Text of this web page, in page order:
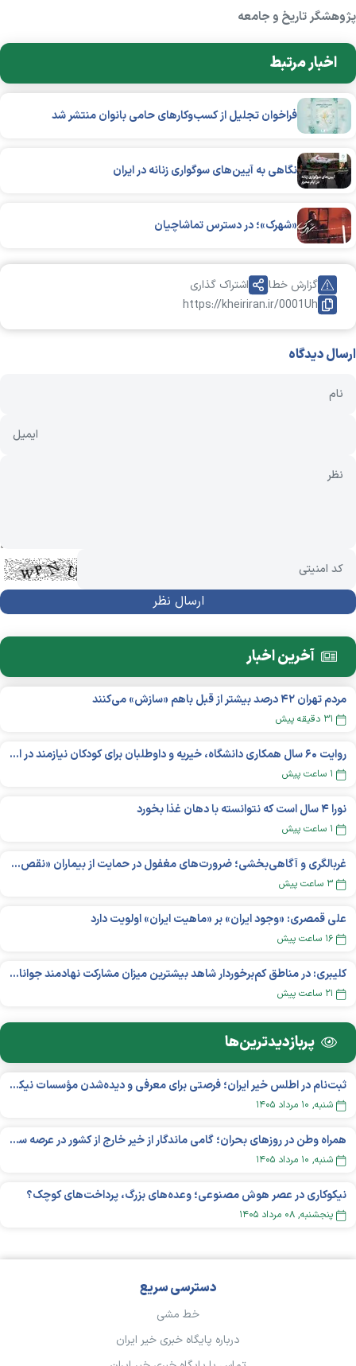
پژوهشگر تاریخ و جامعه
اخبار مرتبط
فراخوان تجلیل از کسب‌وکارهای حامی بانوان منتشر شد
نگاهی به آیین‌های سوگواری زنانه در ایران
«شهرک»؛ در دسترس تماشاچیان
https://kheiriran.ir/0001Uh
گزارش خطا اشتراک گذاری
ارسال دیدگاه
آخرین اخبار
مردم تهران ۴۲ درصد بیشتر از قبل باهم «سازش» می‌کنند
۳۱ دقیقه پیش
روایت ۶۰ سال همکاری دانشگاه، خیریه و داوطلبان برای کودکان نیازمند در استرالیا
۱ ساعت پیش
نورا ۴ سال است که نتوانسته با دهان غذا بخورد
۱ ساعت پیش
غربالگری و آگاهی‌بخشی؛ ضرورت‌های مغفول در حمایت از بیماران «نقص ایمنی اولیه»
۳ ساعت پیش
علی قمصری: «وجود ایران» بر «ماهیت ایران» اولویت دارد
۱۶ ساعت پیش
کلیبری: در مناطق کم‌برخوردار شاهد بیشترین میزان مشارکت نهادمند جوانان هستیم
۲۱ ساعت پیش
پربازدید‌ترین‌ها
ثبت‌نام در اطلس خیر ایران؛ فرصتی برای معرفی و دیده‌شدن مؤسسات نیکوکاری
شنبه, ۱۰ مرداد ۱۴۰۵
همراه وطن در روزهای بحران؛ گامی ماندگار از خیر خارج از کشور در عرصه سلامت
شنبه, ۱۰ مرداد ۱۴۰۵
نیکوکاری در عصر هوش مصنوعی؛ وعده‌های بزرگ، پرداخت‌های کوچک؟
پنجشنبه, ۰۸ مرداد ۱۴۰۵
دسترسی سریع
خط مشی
درباره پایگاه خبری خیر ایران